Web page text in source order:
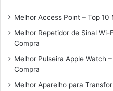
Melhor Access Point – Top 10
Melhor Repetidor de Sinal Wi-
Compra
Melhor Pulseira Apple Watch
Compra
Melhor Aparelho para